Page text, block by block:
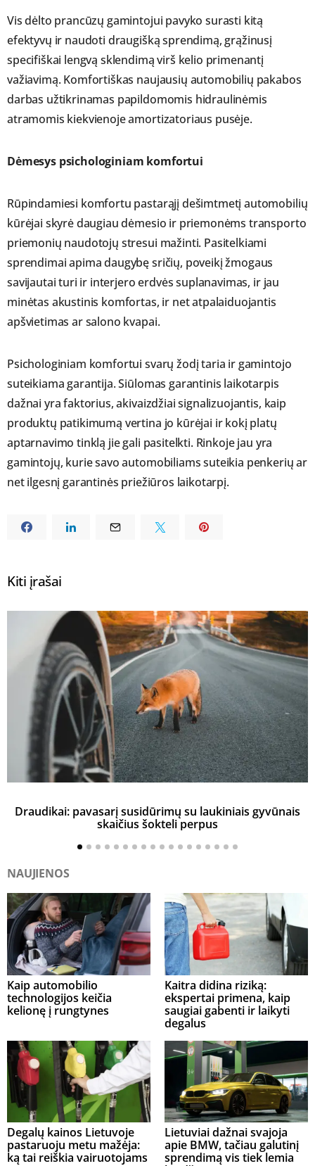
Vis dėlto prancūzų gamintojui pavyko surasti kitą
efektyvų ir naudoti draugišką sprendimą, grąžinusį
specifiškai lengvą sklendimą virš kelio primenantį
važiavimą. Komfortiškas naujausių automobilių pakabos
darbas užtikrinamas papildomomis hidraulinėmis
atramomis kiekvienoje amortizatoriaus pusėje.
Dėmesys psichologiniam komfortui
Rūpindamiesi komfortu pastarąjį dešimtmetį automobilių
kūrėjai skyrė daugiau dėmesio ir priemonėms transporto
priemonių naudotojų stresui mažinti. Pasitelkiami
sprendimai apima daugybę sričių, poveikį žmogaus
savijautai turi ir interjero erdvės suplanavimas, ir jau
minėtas akustinis komfortas, ir net atpalaiduojantis
apšvietimas ar salono kvapai.
Psichologiniam komfortui svarų žodį taria ir gamintojo
suteikiama garantija. Siūlomas garantinis laikotarpis
dažnai yra faktorius, akivaizdžiai signalizuojantis, kaip
produktų patikimumą vertina jo kūrėjai ir kokį platų
aptarnavimo tinklą jie gali pasitelkti. Rinkoje jau yra
gamintojų, kurie savo automobiliams suteikia penkerių ar
net ilgesnį garantinės priežiūros laikotarpį.
Kiti įrašai
Draudikai: pavasarį susidūrimų su laukiniais gyvūnais
skaičius šokteli perpus
NAUJIENOS
Kaip automobilio
technologijos keičia
kelionę į rungtynes
Kaitra didina riziką:
ekspertai primena, kaip
saugiai gabenti ir laikyti
degalus
Degalų kainos Lietuvoje
pastaruoju metu mažėja:
ką tai reiškia vairuotojams
Lietuviai dažnai svajoja
apie BMW, tačiau galutinį
sprendimą vis tiek lemia